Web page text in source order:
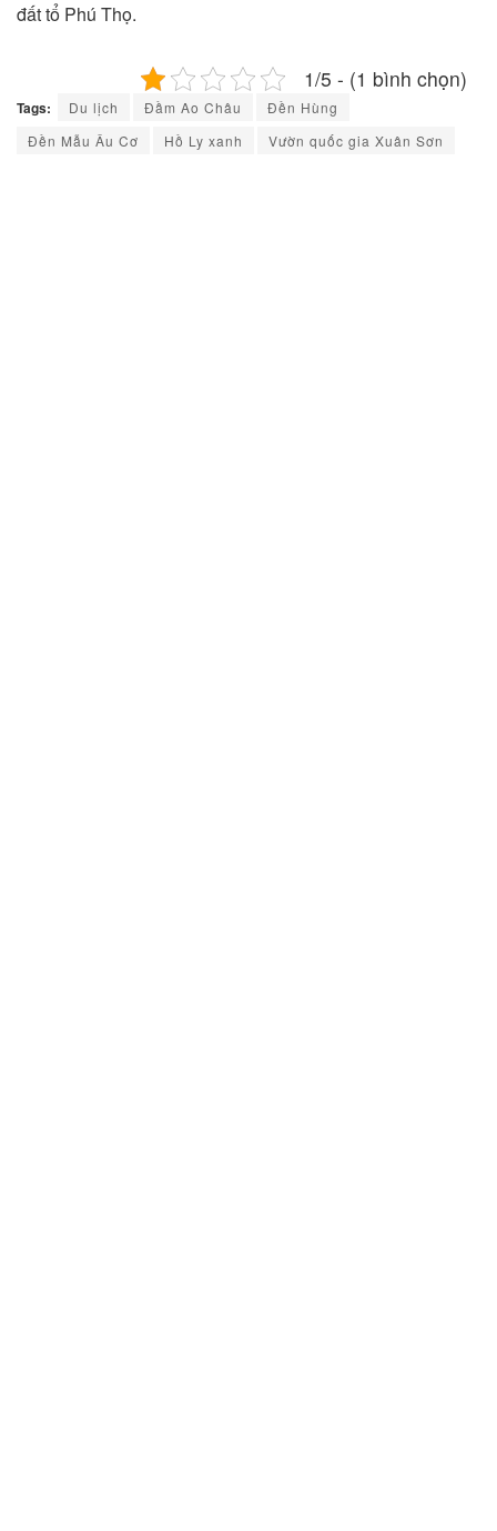
đất tổ Phú Thọ.
1/5 - (1 bình chọn)
Tags: Du lịch Đầm Ao Châu
Đền Hùng
Đền Mẫu Âu Cơ
Hồ Ly xanh Vườn quốc gia Xuân Sơn